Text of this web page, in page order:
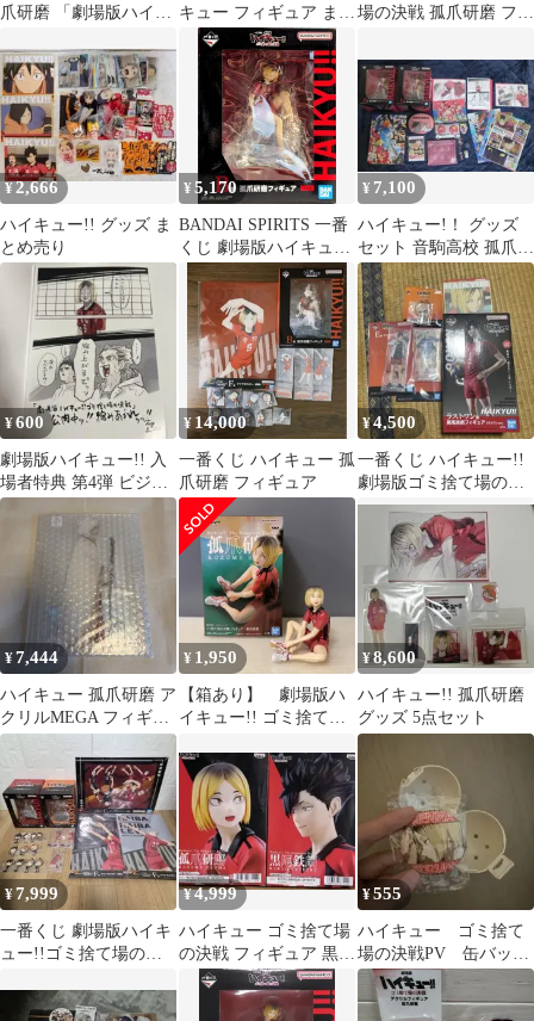
爪研磨 「劇場版ハイキ
戦」 フィギュア-孤爪
研磨-
キュー フィギュア まと
場の決戦 孤爪研磨 フィ
ット
¥2,666
ハイキュー!! グッズ ま
とめ売り
¥5,170
BANDAI SPIRITS 一番
くじ 劇場版ハイキュ
ー!! ゴミ捨て場の決戦
B賞 孤爪研磨 フィギュ
ア
¥ 7,100
ハイキュー!！ グッズ
セット 音駒高校 孤爪研
磨
¥600
劇場版ハイキュー!! 入
場者特典 第4弾 ビジュ
アルボード
¥ 14,000
一番くじ ハイキュー 孤
爪研磨 フィギュア
¥4,500
一番くじ ハイキュー!!
劇場版ゴミ捨て場の決
戦2 ラストワン アク
リルスタンド
¥7,444
ハイキュー 孤爪研磨 ア
クリルMEGA フィギュ
ア ゴミ捨て場の決戦
¥ 1,950
【箱あり】 劇場版ハ
イキュー!! ゴミ捨て場
爪研磨
¥8,600
ハイキュー!! 孤爪研磨
グッズ 5点セット
¥7,999
一番くじ 劇場版ハイキ
ュー!!ゴミ捨て場の決
下位賞纏め売り
¥4,999
ハイキュー ゴミ捨て場
の決戦 フィギュア 黒尾
鉄朗 孤爪研磨
¥555
ハイキュー ゴミ捨て
場の決戦PV 缶バッジ
孤爪研磨 ガチャ